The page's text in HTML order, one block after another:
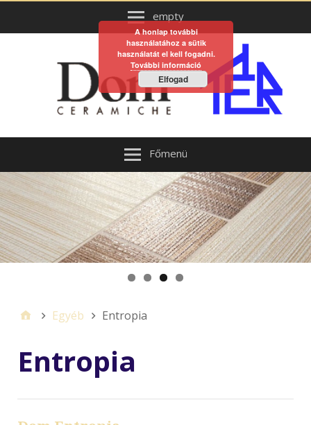
empty
Főmenü
Egyéb Entropia
Entropia
A honlap további
használatához a sütik
használatát el kell fogadni.
További információ
Elfogad